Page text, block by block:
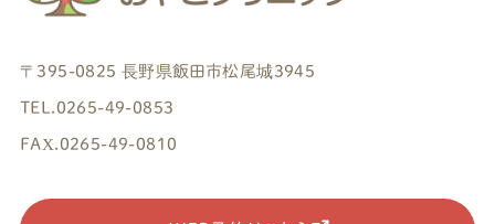
〒395-0825 長野県飯田市松尾城3945
TEL.0265-49-0853
FAX.0265-49-0810